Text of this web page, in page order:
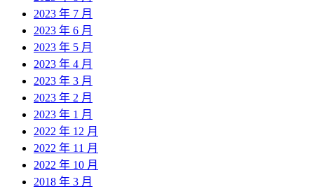
2023 年 7 月
2023 年 6 月
2023 年 5 月
2023 年 4 月
2023 年 3 月
2023 年 2 月
2023 年 1 月
2022 年 12 月
2022 年 11 月
2022 年 10 月
2018 年 3 月